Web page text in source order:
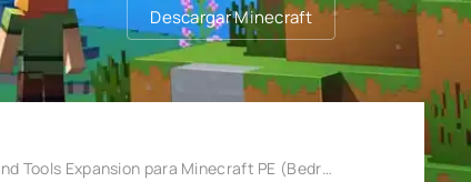
Descargar Minecraft
Tools Expansion para Minecraft PE (Bedrock) 1.21